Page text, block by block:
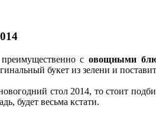
с овощными
букет из зелени и
стол 2014, то стоит
будет весьма кстати.